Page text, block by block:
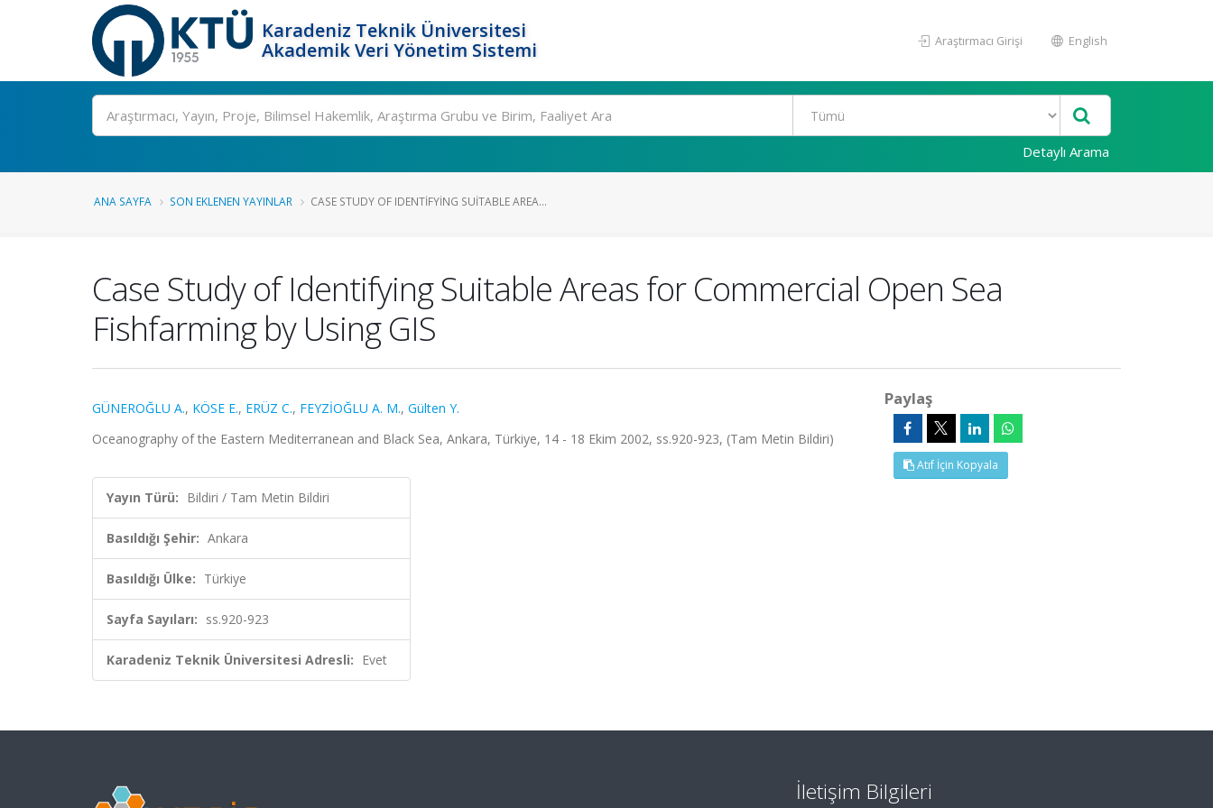
Karadeniz Teknik Üniversitesi
Akademik Veri Yönetim Sistemi
Araştırmacı Girişi English
Ara
Detaylı Arama
ANA SAYFA SON EKLENEN YAYINLAR CASE STUDY OF IDENTIFYING SUITABLE AREA...
Case Study of Identifying Suitable Areas for Commercial Open Sea
Fishfarming by Using GIS
GÜNEROĞLU A., KÖSE E., ERÜZ C., FEYZİOĞLU A. M., Gülten Y.
Oceanography of the Eastern Mediterranean and Black Sea, Ankara, Türkiye, 14 - 18 Ekim 2002, ss.920-923, (Tam Metin Bildiri)
Yayın Türü: Bildiri / Tam Metin Bildiri
Basıldığı Şehir: Ankara
Basıldığı Ülke: Türkiye
Sayfa Sayıları: ss.920-923
Karadeniz Teknik Üniversitesi Adresli: Evet
Paylaş
Atıf İçin Kopyala
İletişim Bilgileri